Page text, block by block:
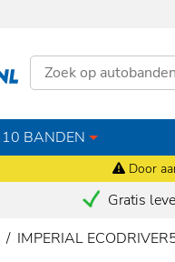
Door
10 BANDEN
Gratis
IMPERIAL